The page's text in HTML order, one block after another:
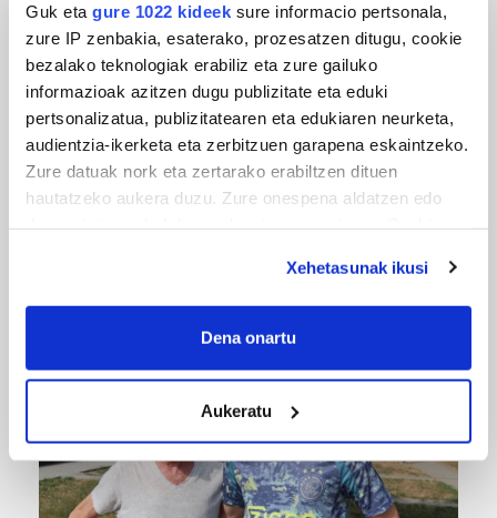
Guk eta gure 1022 kideek sure informacio pertsonala,
zure IP zenbakia, esaterako, prozesatzen ditugu, cookie
bezalako teknologiak erabiliz eta zure gailuko
informazioak azitzen dugu publizitate eta eduki
pertsonalizatua, publizitatearen eta edukiaren neurketa,
audientzia-ikerketa eta zerbitzuen garapena eskaintzeko.
Zure datuak nork eta zertarako erabiltzen dituen
hautatzeko aukera duzu. Zure onespena aldatzen edo
If you allow, we would also like to:
Collect information about your geographical
meters
Identify your device by actively scanning it for
specific characteristics (fingerprinting)
Find out more about how your personal data is processed
and set your preferences in thedetails section.
Xehetasunak ikusi
Dena onartu
Aukeratu
Odik berria ezagutzeko aukera 'KimiK' eta